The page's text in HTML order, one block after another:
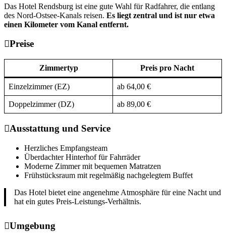
Das Hotel Rendsburg ist eine gute Wahl für Radfahrer, die entlang
des Nord-Ostsee-Kanals reisen. Es liegt zentral und ist nur etwa
einen Kilometer vom Kanal entfernt.
Preise
Zimmertyp Preis pro Nacht
Einzelzimmer (EZ) ab 64,00 €
Doppelzimmer (DZ) ab 89,00 €
Ausstattung und Service
Herzliches Empfangsteam
Überdachter Hinterhof für Fahrräder
Moderne Zimmer mit bequemen Matratzen
Frühstücksraum mit regelmäßig nachgelegtem Buffet
Das Hotel bietet eine angenehme Atmosphäre für eine Nacht und
hat ein gutes Preis-Leistungs-Verhältnis.
Umgebung